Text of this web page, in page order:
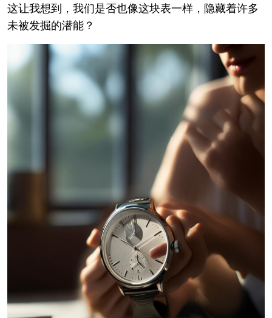
这让我想到，我们是否也像这块表一样，隐藏着许多
未被发掘的潜能？